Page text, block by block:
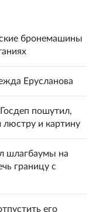
бронемашины
Ерусланова
пошутил,
люстру и картину
шлагбаумы на
границу с
его